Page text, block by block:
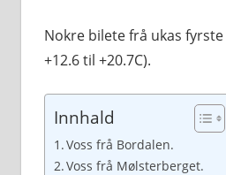
Nokre bilete frå ukas
+12.6 til +20.7C).
Innhald
Voss frå Bordalen.
Voss frå Mølsterberget.